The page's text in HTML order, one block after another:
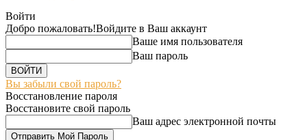
Войти
Добро пожаловать!Войдите в Ваш аккаунт
Ваше имя пользователя
Ваш пароль
Вы забыли свой пароль?
Восстановление пароля
Восстановите свой пароль
Ваш адрес электронной почты